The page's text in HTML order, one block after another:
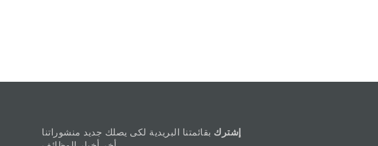
إشترك بقائمتنا البريدية لكى يصلك جديد منشوراتنا